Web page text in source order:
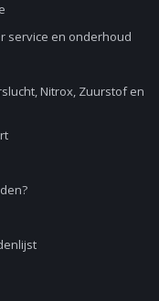
service en onderhoud
Nitrox, Zuurstof en